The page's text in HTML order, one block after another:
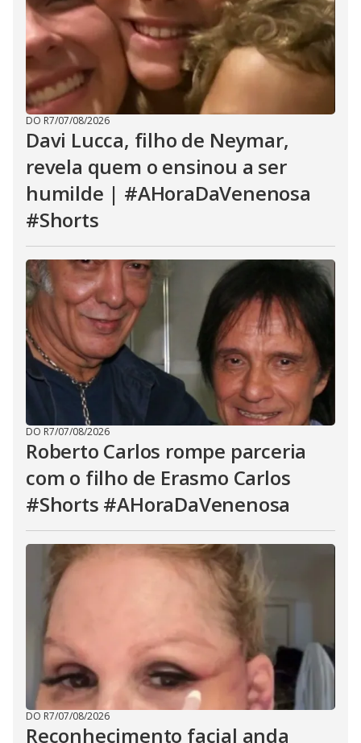
DO R7/07/08/2026
Davi Lucca, filho de Neymar,
revela quem o ensinou a ser
humilde | #AHoraDaVenenosa
#Shorts
DO R7/07/08/2026
Roberto Carlos rompe parceria
com o filho de Erasmo Carlos
#Shorts #AHoraDaVenenosa
DO R7/07/08/2026
Reconhecimento facial anda